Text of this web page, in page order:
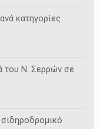
κατηγορίες
του Ν. Σερρών σε